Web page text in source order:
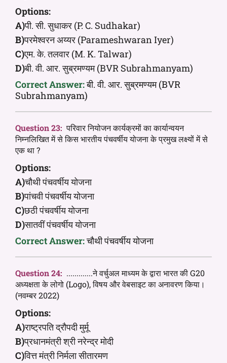
Options:
A)पी. सी. सुधाकर (P. C. Sudhakar)
B)परमेश्वरन अय्यर (Parameshwaran Iyer)
C)एम. के. तलवार (M. K. Talwar)
D)बी. वी. आर. सुब्रमण्यम (BVR Subrahmanyam)
Correct Answer:बी. वी. आर. सुब्रमण्यम (BVR
Subrahmanyam)
Question 23: परिवार नियोजन कार्यक्रमों का कार्यान्वयन
निम्नलिखित में से किस भारतीय पंचवर्षीय योजना के प्रमुख लक्ष्यों में से
एक था ?
Options:
A)चौथी पंचवर्षीय योजना
B)पांचवी पंचवर्षीय योजना
C)छठी पंचवर्षीय योजना
D)सातवीं पंचवर्षीय योजना
Correct Answer:चौथी पंचवर्षीय योजना
Question 24: .............ने वर्चुअल माध्यम के द्वारा भारत की G20
अध्यक्षता के लोगो (Logo), विषय और वेबसाइट का अनावरण किया।
(नवम्बर 2022)
Options:
A)राष्ट्रपति द्रौपदी मुर्मू
B)प्रधानमंत्री श्री नरेन्द्र मोदी
C)वित्त मंत्री निर्मला सीतारमण